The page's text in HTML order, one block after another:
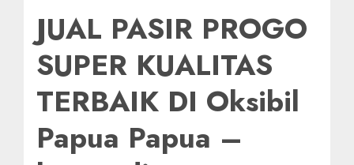
JUAL PASIR PROGO
SUPER KUALITAS
TERBAIK DI Oksibil
Papua Papua –